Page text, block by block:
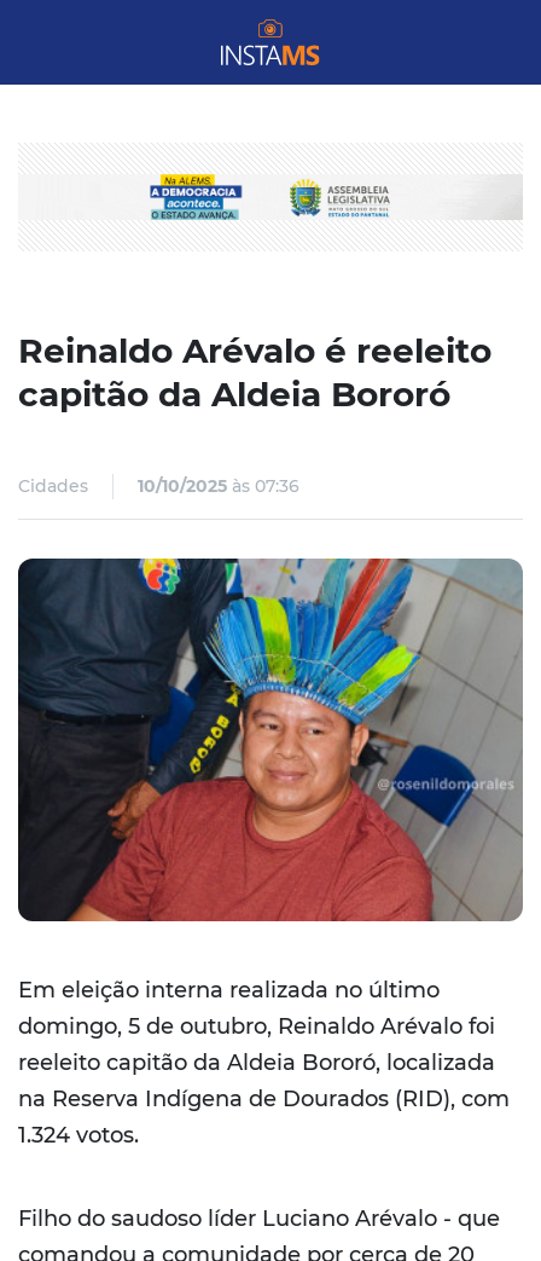
Reinaldo Arévalo é reeleito
capitão da Aldeia Bororó
Cidades 10/10/2025 às 07:36
Em eleição interna realizada no último
domingo, 5 de outubro, Reinaldo Arévalo foi
reeleito capitão da Aldeia Bororó, localizada
na Reserva Indígena de Dourados (RID), com
1.324 votos.
Filho do saudoso líder Luciano Arévalo - que
comandou a comunidade por cerca de 20